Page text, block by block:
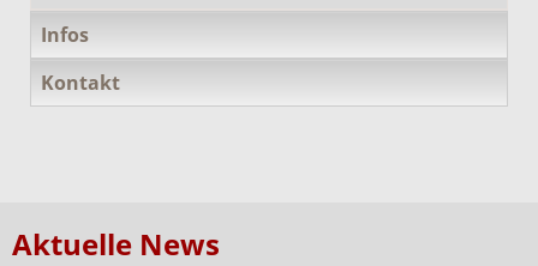
Infos
Kontakt
Aktuelle News